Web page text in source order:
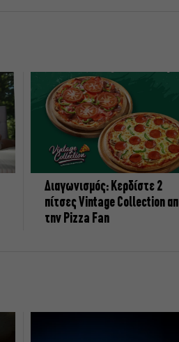
Διαγωνισμός: Κερδίστε 2
πίτσες Vintage Collection
την Pizza Fan